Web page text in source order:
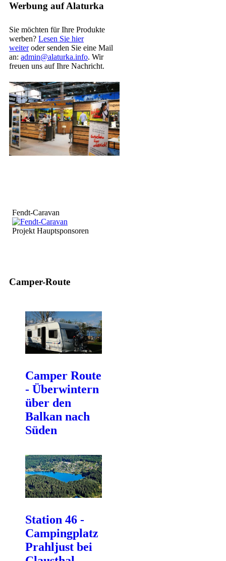
Werbung auf Alaturka
Sie möchten für Ihre Produkte
werben? Lesen Sie hier
weiteroder senden Sie eine Mail
an: admin@alaturka.info. Wir
freuen uns auf Ihre Nachricht.
Fendt-Caravan
Projekt Hauptsponsoren
Camper-Route
Camper Route
- Überwintern
über den
Balkan nach
Süden
Station 46 -
Campingplatz
Prahljust bei